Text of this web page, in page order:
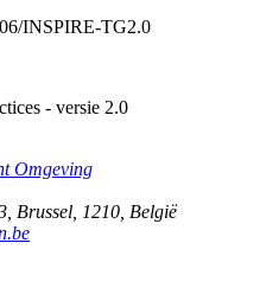
INSPIRE-TG2.0
- versie 2.0
Omgeving
Brussel 1210 België